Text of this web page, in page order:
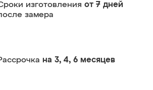
изготовления от 7 дней
замера
на 3, 4, 6 месяцев